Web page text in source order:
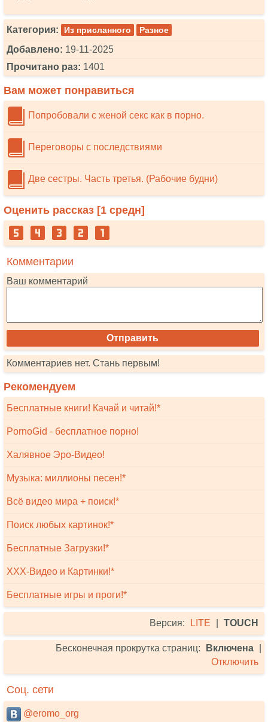
Категория: Из присланного Разное
Добавлено: 19-11-2025
Прочитано раз: 1401
Вам может понравиться
Попробовали с женой секс как в порно.
Переговоры с последствиями
Две сестры. Часть третья. (Рабочие будни)
Оценить рассказ [1 средн]
Комментарии
Ваш комментарий
Комментариев нет. Стань первым!
Рекомендуем
Бесплатные книги! Качай и читай!*
PornoGid - бесплатное порно!
Халявное Эро-Видео!
Музыка: миллионы песен!*
Всё видео мира + поиск!*
Поиск любых картинок!*
Бесплатные Загрузки!*
XXX-Видео и Картинки!*
Бесплатные игры и проги!*
Версия: LITE TOUCH
Бесконечная прокрутка страниц: Включена
Отключить
Соц. сети
@eromo_org